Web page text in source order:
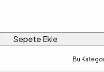
Sepete Ekle
Bu